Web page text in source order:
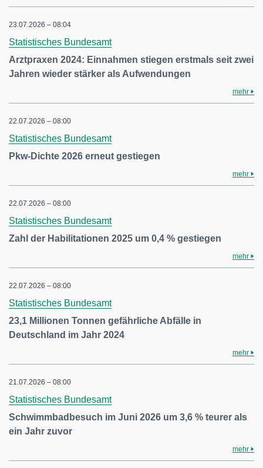
23.07.2026 – 08:04
Statistisches Bundesamt
Arztpraxen 2024: Einnahmen stiegen erstmals seit zwei
Jahren wieder stärker als Aufwendungen
mehr
22.07.2026 – 08:00
Statistisches Bundesamt
Pkw-Dichte 2026 erneut gestiegen
mehr
22.07.2026 – 08:00
Statistisches Bundesamt
Zahl der Habilitationen 2025 um 0,4 % gestiegen
mehr
22.07.2026 – 08:00
Statistisches Bundesamt
23,1 Millionen Tonnen gefährliche Abfälle in
Deutschland im Jahr 2024
mehr
21.07.2026 – 08:00
Statistisches Bundesamt
Schwimmbadbesuch im Juni 2026 um 3,6 % teurer als
ein Jahr zuvor
mehr